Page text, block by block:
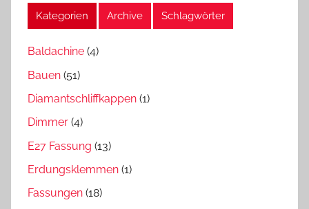
Kategorien Archive Schlagwörter
Baldachine (4)
Bauen (51)
Diamantschliffkappen (1)
Dimmer (4)
E27 Fassung (13)
Erdungsklemmen (1)
Fassungen (18)